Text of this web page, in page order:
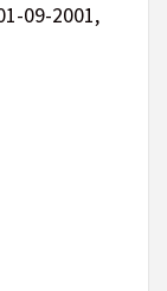
09-2001,